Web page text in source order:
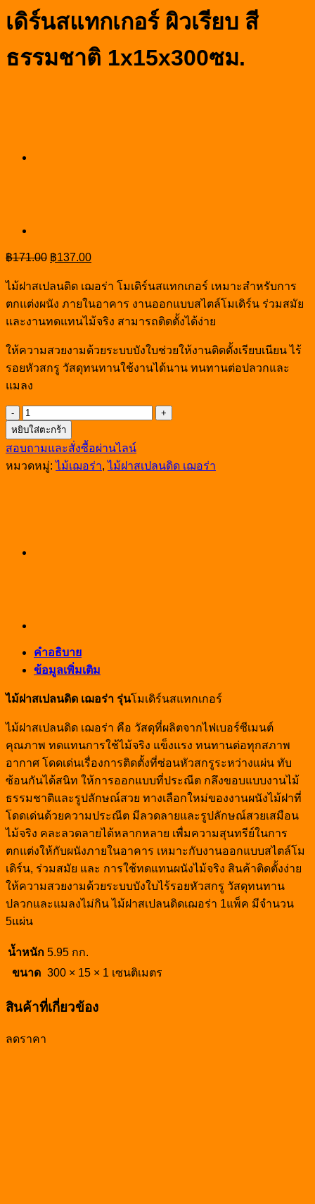
เดิร์นสแทกเกอร์ ผิวเรียบ สี
ธรรมชาติ 1x15x300ซม.
฿171.00 Original
price
was:
฿171.00.
฿137.00Current
price
ไม้ฝาสเปลนดิด เฌอร่า โมเดิร์นสแทกเกอร์ เหมาะสําหรับการ
ตกแต่งผนัง ภายในอาคาร งานออกแบบสไตล์โมเดิร์น ร่วมสมัย
และงานทดแทนไม้จริง สามารถติดตั้งได้ง่าย
ให้ความสวยงามด้วยระบบบังใบช่วยให้งานติดตั้งเรียบเนียน ไร้
รอยหัวสกรู วัสดุทนทานใช้งานได้นาน ทนทานต่อปลวกและ
แมลง
จำนวน
ไม้
ฝา
ส
รุ่น
ผิว
ธรรมชาติ
1x15x300ซม.
หยิบใส่ตะกร้า
สอบถามและสั่งซื้อผ่านไลน์
หมวดหมู่:ไม้เฌอร่า,ไม้ฝาสเปลนดิด เฌอร่า
คำอธิบาย
ข้อมูลเพิ่มเติม
ไม้ฝาสเปลนดิด เฌอร่า รุ่นโมเดิร์นสแทกเกอร์
ไม้ฝาสเปลนดิด เฌอร่า คือ วัสดุที่ผลิตจากไฟเบอร์ซีเมนต์
คุณภาพ ทดแทนการใช้ไม้จริง แข็งแรง ทนทานต่อทุกสภาพ
อากาศ โดดเด่นเรื่องการติดตั้งที่ซ่อนหัวสกรูระหว่างแผ่น ทับ
ซ้อนกันได้สนิท ให้การออกแบบที่ประณีต กลึงขอบแบบงานไม้
ธรรมชาติและรูปลักษณ์สวย ทางเลือกใหม่ของงานผนังไม้ฝาที่
โดดเด่นด้วยความประณีต มีลวดลายและรูปลักษณ์สวยเสมือน
ไม้จริง คละลวดลายได้หลากหลาย เพื่มความสุนทรีย์ในการ
ตกแต่งให้กับผนังภายในอาคาร เหมาะกับงานออกแบบสไตล์โม
เดิร์น, ร่วมสมัย และ การใช้ทดแทนผนังไม้จริง สินค้าติดตั้งง่าย
ให้ความสวยงามด้วยระบบบังใบไร้รอยหัวสกรู วัสดุทนทาน
ปลวกและแมลงไม่กิน ไม้ฝาสเปลนดิดเฌอร่า 1แพ็ค มีจำนวน
5แผ่น
น้ำหนัก 5.95 กก.
ขนาด 300 × 15 × 1 เซนติเมตร
สินค้าที่เกี่ยวข้อง
ลดราคา